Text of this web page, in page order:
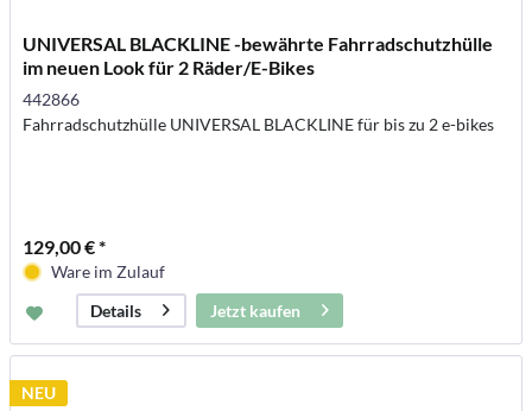
UNIVERSAL BLACKLINE -bewährte Fahrradschutzhülle
im neuen Look für 2 Räder/E-Bikes
442866
Fahrradschutzhülle UNIVERSAL BLACKLINE für bis zu 2 e-bikes
129,00 € *
Ware im Zulauf
Details
Jetzt kaufen
NEU